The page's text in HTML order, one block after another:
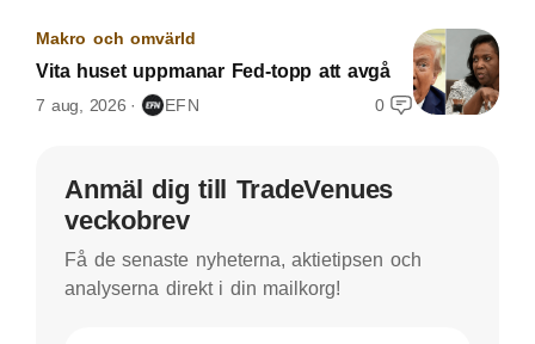
Makro och omvärld
Vita huset uppmanar Fed-topp att avgå
7 aug, 2026 EFN 0
Anmäl dig till TradeVenues
veckobrev
Få de senaste nyheterna, aktietipsen och
analyserna direkt i din mailkorg!